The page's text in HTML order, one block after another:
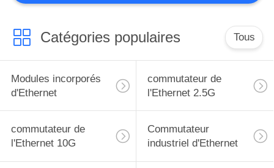
Dispositif d'Ethernet
8
Catégories populaires Tous
Modules incorporés
d'Ethernet
commutateur de
l'Ethernet 2.5G
commutateur de
l'Ethernet 10G
Commutateur
industriel d'Ethernet